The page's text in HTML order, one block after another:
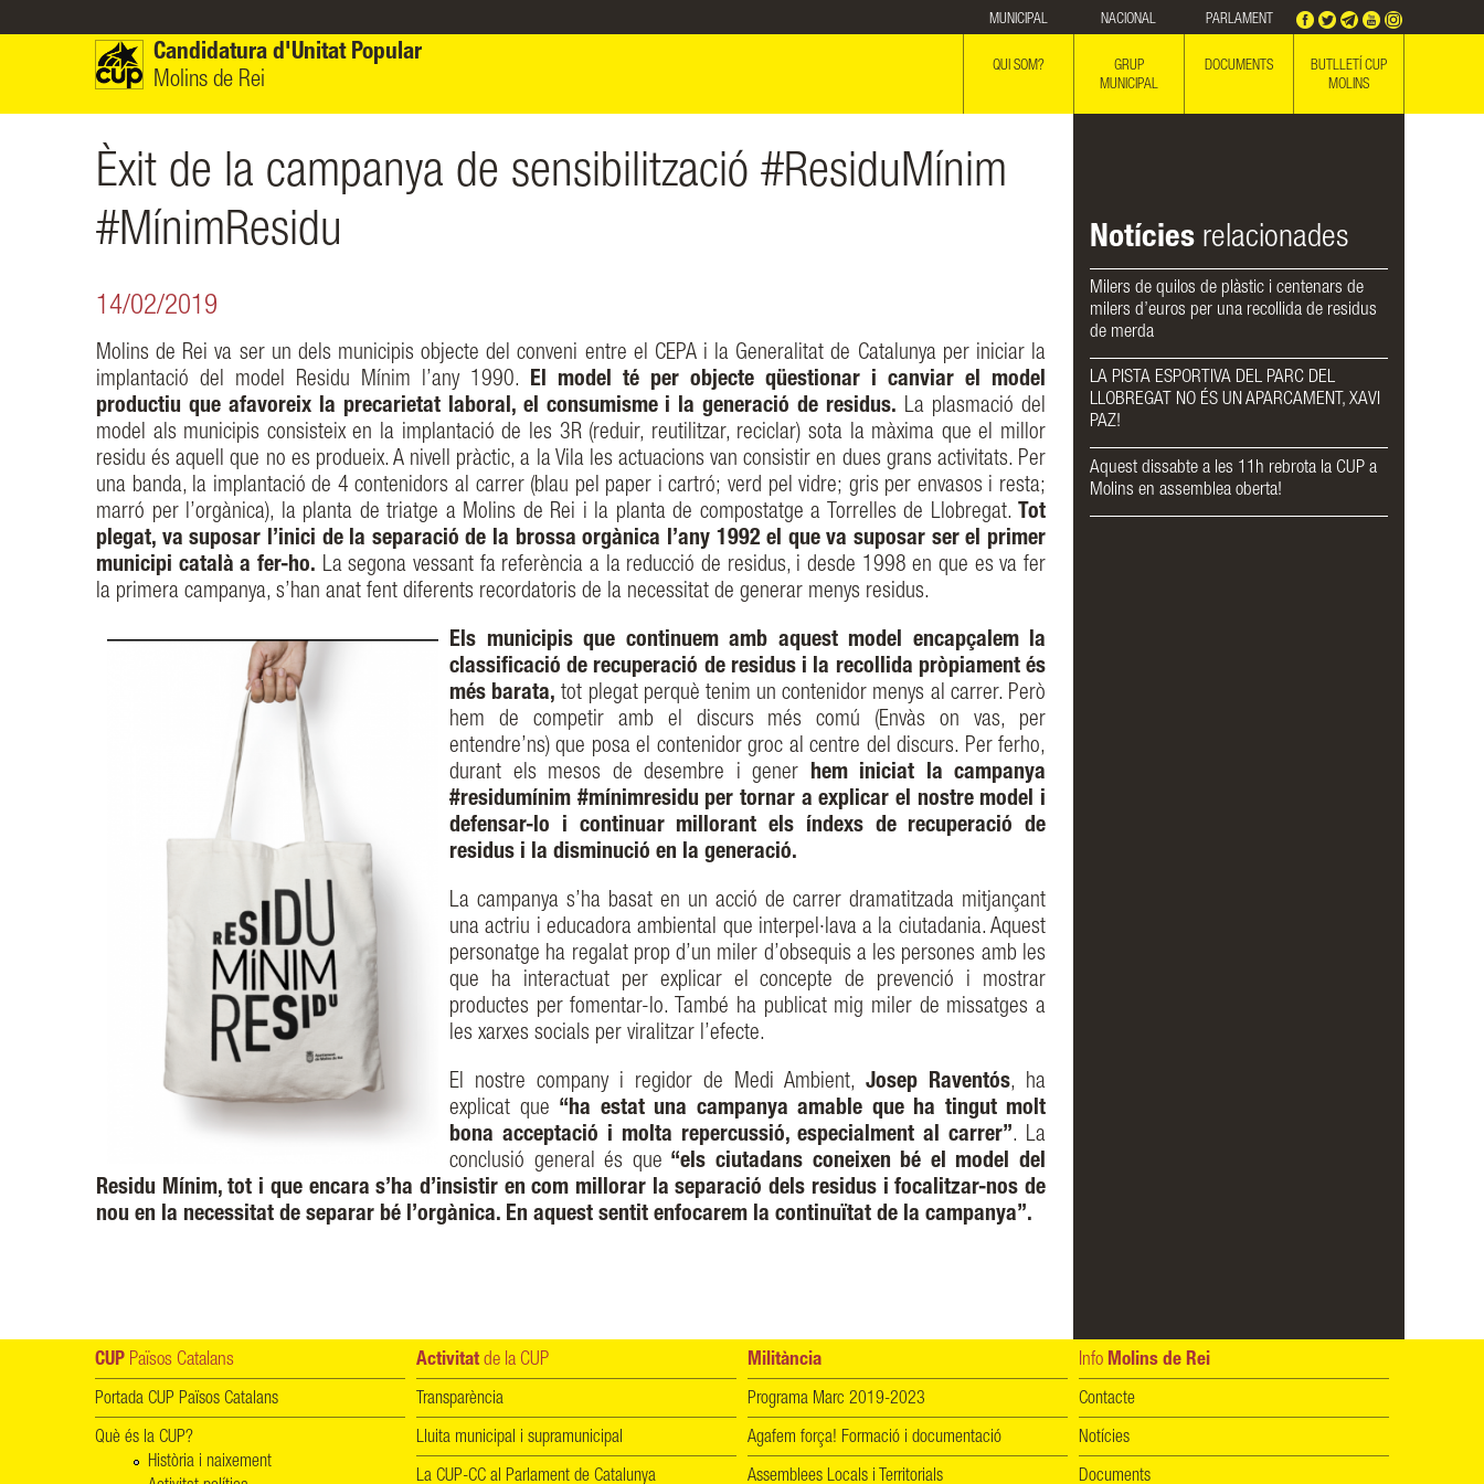
MUNICIPAL NACIONAL PARLAMENT
Candidatura d'Unitat Popular
Molins de Rei
QUI SOM?
GRUP
MUNICIPAL
DOCUMENTS
BUTLLETÍ CUP
MOLINS
Èxit de la campanya de sensibilització #ResiduMínim
#MínimResidu
14/02/2019
Molins de Rei va ser un dels municipis objecte del conveni entre el CEPA i la Generalitat de Catalunya per iniciar la
implantació del model Residu Mínim l’any 1990. El model té per objecte qüestionar i canviar el model
productiu que afavoreix la precarietat laboral, el consumisme i la generació de residus. La plasmació del
model als municipis consisteix en la implantació de les 3R (reduir, reutilitzar, reciclar) sota la màxima que el millor
residu és aquell que no es produeix. A nivell pràctic, a la Vila les actuacions van consistir en dues grans activitats. Per
una banda, la implantació de 4 contenidors al carrer (blau pel paper i cartró; verd pel vidre; gris per envasos i resta;
marró per l’orgànica), la planta de triatge a Molins de Rei i la planta de compostatge a Torrelles de Llobregat. Tot
plegat, va suposar l’inici de la separació de la brossa orgànica l’any 1992 el que va suposar ser el primer
municipi català a fer-ho. La segona vessant fa referència a la reducció de residus, i desde 1998 en que es va fer
la primera campanya, s’han anat fent diferents recordatoris de la necessitat de generar menys residus.
Els municipis que continuem amb aquest model encapçalem la
classificació de recuperació de residus i la recollida pròpiament és
més barata, tot plegat perquè tenim un contenidor menys al carrer. Però
hem de competir amb el discurs més comú (Envàs on vas, per
entendre’ns) que posa el contenidor groc al centre del discurs. Per ferho,
durant els mesos de desembre i gener hem iniciat la campanya
#residumínim #mínimresidu per tornar a explicar el nostre model i
defensar-lo i continuar millorant els índexs de recuperació de
residus i la disminució en la generació.
La campanya s’ha basat en un acció de carrer dramatitzada mitjançant
una actriu i educadora ambiental que interpel·lava a la ciutadania. Aquest
personatge ha regalat prop d’un miler d’obsequis a les persones amb les
que ha interactuat per explicar el concepte de prevenció i mostrar
productes per fomentar-lo. També ha publicat mig miler de missatges a
les xarxes socials per viralitzar l’efecte.
El nostre company i regidor de Medi Ambient, Josep Raventós, ha
explicat que “ha estat una campanya amable que ha tingut molt
bona acceptació i molta repercussió, especialment al carrer”. La
conclusió general és que “els ciutadans coneixen bé el model del
Residu Mínim, tot i que encara s’ha d’insistir en com millorar la separació dels residus i focalitzar-nos de
nou en la necessitat de separar bé l’orgànica. En aquest sentit enfocarem la continuïtat de la campanya”.
Notícies relacionades
Milers de quilos de plàstic i centenars de
milers d’euros per una recollida de residus
de merda
LA PISTA ESPORTIVA DEL PARC DEL
LLOBREGAT NO ÉS UN APARCAMENT, XAVI
PAZ!
Aquest dissabte a les 11h rebrota la CUP a
Molins en assemblea oberta!
CUP Països Catalans
Portada CUP Països Catalans
Què és la CUP?
Història i naixement
Activitat de la CUP
Transparència
Lluita municipal i supramunicipal
La CUP-CC al Parlament de Catalunya
Militància
Programa Marc 2019-2023
Agafem força! Formació i documentació
Assemblees Locals i Territorials
Info Molins de Rei
Contacte
Notícies
Documents